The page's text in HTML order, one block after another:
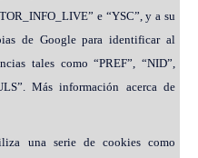
e “YSC”, y a su
de Google para identificar al
tales como “PREF”, “NID”,
Más información acerca de
una serie de cookies como